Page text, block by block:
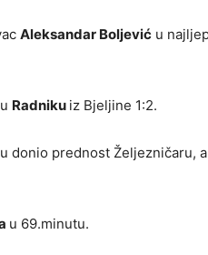
Aleksandar Boljević u
Radniku iz Bjeljine 1:2.
donio prednost Željezničaru,
u 69.minutu.